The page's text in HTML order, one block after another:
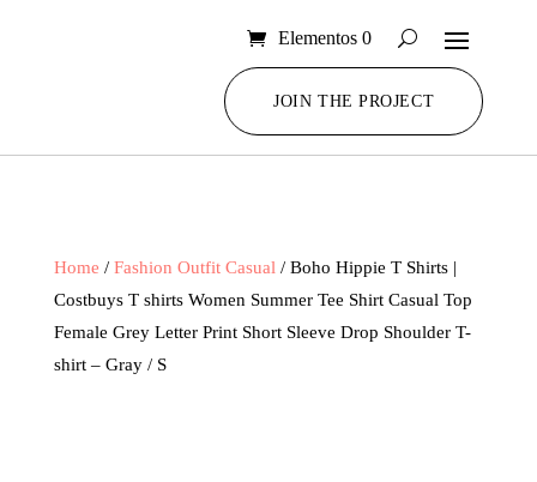
Elementos 0
JOIN THE PROJECT
Home / Fashion Outfit Casual / Boho Hippie T Shirts |
Costbuys T shirts Women Summer Tee Shirt Casual Top
Female Grey Letter Print Short Sleeve Drop Shoulder T-
shirt – Gray / S